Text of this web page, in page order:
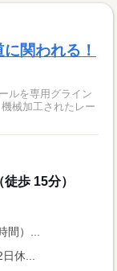
関われる！
ルを専用グライン
歩 15分）
間）...
休...